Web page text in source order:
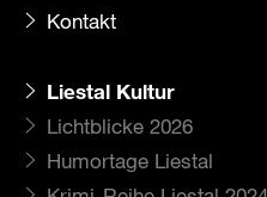
Kontakt
Liestal Kultur
Lichtblicke 2026
Humortage Liestal